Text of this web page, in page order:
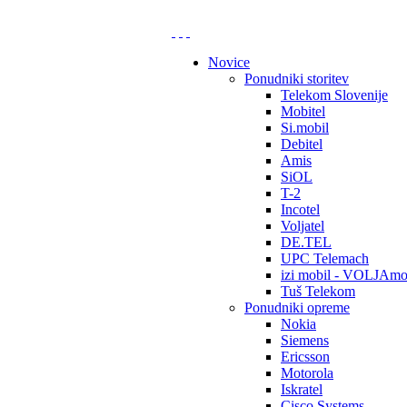
Novice
Ponudniki storitev
Telekom Slovenije
Mobitel
Si.mobil
Debitel
Amis
SiOL
T-2
Incotel
Voljatel
DE.TEL
UPC Telemach
izi mobil -
Tuš Telekom
Ponudniki opreme
Nokia
Siemens
Ericsson
Motorola
Iskratel